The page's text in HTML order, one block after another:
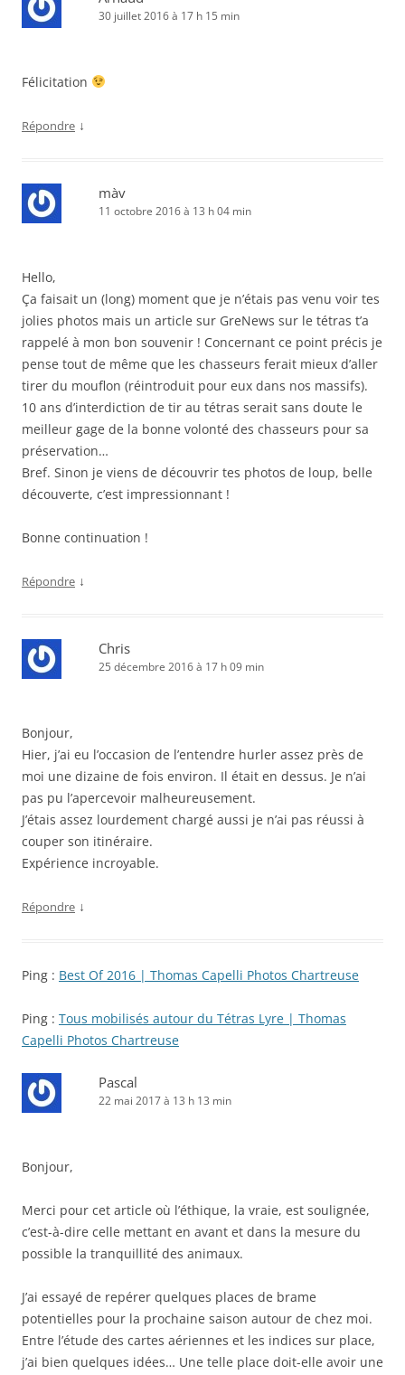
30 juillet 2016 à 17 h 15 min
Félicitation
Répondre ↓
màv
11 octobre 2016 à 13 h 04 min
Hello,
Ça faisait un (long) moment que je n’étais pas venu voir tes
jolies photos mais un article sur GreNews sur le tétras t’a
rappelé à mon bon souvenir ! Concernant ce point précis je
pense tout de même que les chasseurs ferait mieux d’aller
tirer du mouflon (réintroduit pour eux dans nos massifs).
10 ans d’interdiction de tir au tétras serait sans doute le
meilleur gage de la bonne volonté des chasseurs pour sa
préservation…
Bref. Sinon je viens de découvrir tes photos de loup, belle
découverte, c’est impressionnant !
Bonne continuation !
Répondre ↓
Chris
25 décembre 2016 à 17 h 09 min
Bonjour,
Hier, j’ai eu l’occasion de l’entendre hurler assez près de
moi une dizaine de fois environ. Il était en dessus. Je n’ai
pas pu l’apercevoir malheureusement.
J’étais assez lourdement chargé aussi je n’ai pas réussi à
couper son itinéraire.
Expérience incroyable.
Répondre ↓
Ping : Best Of 2016 | Thomas Capelli Photos Chartreuse
Ping : Tous mobilisés autour du Tétras Lyre | Thomas
Capelli Photos Chartreuse
Pascal
22 mai 2017 à 13 h 13 min
Bonjour,
Merci pour cet article où l’éthique, la vraie, est soulignée,
c’est-à-dire celle mettant en avant et dans la mesure du
possible la tranquillité des animaux.
J’ai essayé de repérer quelques places de brame
potentielles pour la prochaine saison autour de chez moi.
Entre l’étude des cartes aériennes et les indices sur place,
j’ai bien quelques idées… Une telle place doit-elle avoir une